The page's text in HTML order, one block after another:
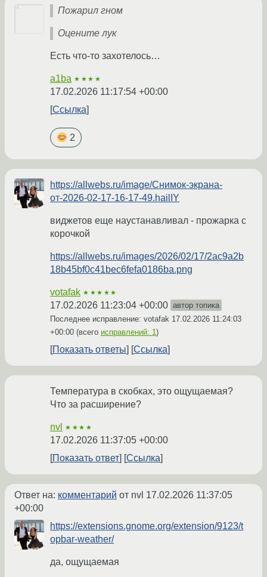
Пожарил гном
Оцените лук
Есть что-то захотелось…
a1ba ★★★★
17.02.2026 11:17:54 +00:00
Ссылка
2
https://allwebs.ru/image/Снимок-экрана-
от-2026-02-17-16-17-49.hailIY
виджетов еще наустанавливал - прожарка с
корочкой
https://allwebs.ru/images/2026/02/17/2ac9a2b
18b45bf0c41bec6fefa0186ba.png
votafak ★★★★★
17.02.2026 11:23:04 +00:00 автор топика
Последнее исправление: votafak 17.02.2026 11:24:03
+00:00 (всего исправлений: 1)
Показать ответы Ссылка
Температура в скобках, это ощущаемая?
Что за расширение?
nvl ★★★★
17.02.2026 11:37:05 +00:00
Показать ответ
Ссылка
Ответ на: комментарий от nvl 17.02.2026 11:37:05
+00:00
https://extensions.gnome.org/extension/9123/t
opbar-weather/
да, ощущаемая